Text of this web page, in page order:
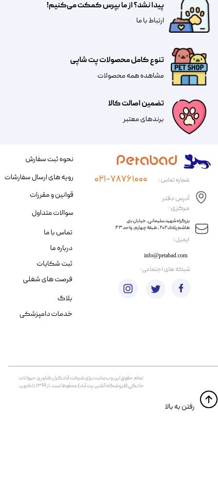
تضمین اصالت کالا
​​برندهای معتبر​​​​​​​
تنوع کامل محصولات پت شاپی
مشاهده همه محصولات
پیدا نشد؟ از ما بپرس کمکت می‌کنیم!
​​​ارتباط با ما
​ایمیل :
آدرس دفتر
مرکزی :
info@petabad.com
​​بزرگراه شهید سلیمانی، خیابان بنی
هاشم پلاک ۲۰۲ ، طبقه چهارم، واحد ۴۳
شماره تماس : ۰۲۱-۷۸۷۶۱۰۰۰
تمام حقوق اين وب‌سايت برای شرکت آبادگران فناوری حیوانات
خانگی (فروشگاه آنلاین پت آباد) محفوظ است. از ۱۳۹۹ تا کنون.
​​رفتن به بالا
نحوه ثبت سفارش
رویه های ارسال سفارشات
قوانین و مقررات
سوالات متداول
تماس با ما
درباره ما
ثبت شکایات
فرصت های شغلی
​شبکه های اجتماعی :
بلاگ
خدمات دامپزشکی